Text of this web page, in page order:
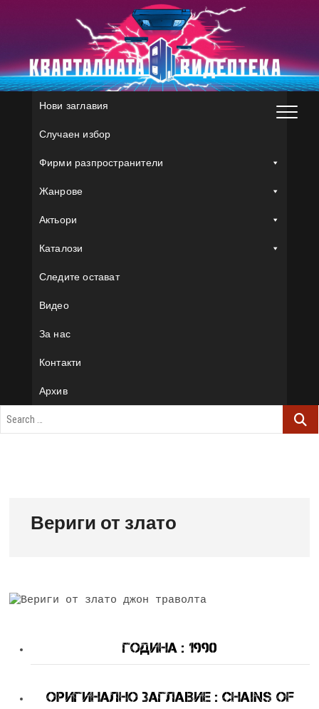
Нови заглавия
Случаен избор
Фирми разпространители
Жанрове
Актьори
Каталози
Следите остават
Видео
За нас
Контакти
Архив
Вериги от злато
Година : 1990
Оригинално Заглавие : Chains of